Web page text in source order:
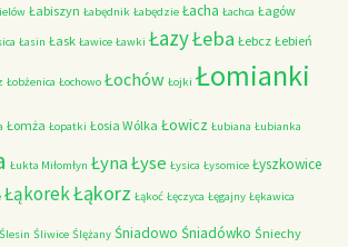
Łabiszyn Łabędnik Łabędzie Łacha Łachca Łagów
Łasin Łask Ławice Ławki ŁazyŁeba Łebcz Łebień
Łobżenica Łochowo Łochów Łojki Łomianki
Łomża Łopatki Łosia Wólka Łowicz Łubiana Łubianka
Łukta Miłomłyn ŁynaŁyse Łysica Łysomice Łyszkowice
ŁąkorekŁąkorz Łąkoć Łęczyca Łęgajny Łękawica
Ślesin Śliwice Ślężany Śniadowo Śniadówko Śniechy